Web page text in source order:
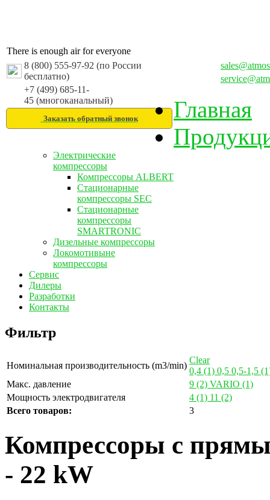
There is enough air for everyone
8 (800) 555-97-92 (по России
бесплатно)
+7 (499) 685-11-
45 (многоканальный)
Заказать обратный звонок
Главная
Электрические
компрессоры
Компрессоры ALBERT
Стационарные
компрессоры SEC
Стационарные
компрессоры
SMARTRONIC
Дизельные компрессоры
Локомотивыне
компрессоры
Сервис
Дилеры
Разработки
Контакты
Фильтр
Номинальная производительность (m3/min)
Clear
0,4 (1) 0,5 0,5-1,5
Макс. давление
9 (2) VARIO (1)
Мощность электродвигателя
4 (1) 11 (2)
Всего товаров:
3
Компрессоры с
- 22 kW